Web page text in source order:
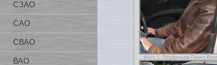
СЗАО
САО
СВАО
ВАО Фото 1. Перфильев Павел